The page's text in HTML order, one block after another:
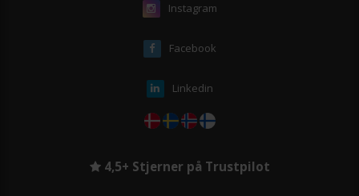
Instagram
Facebook
Linkedin
4,5+ Stjerner på Trustpilot